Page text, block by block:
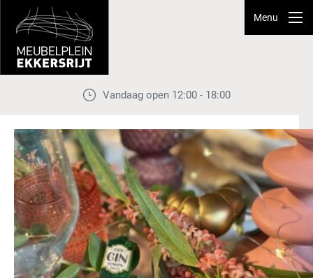
Menu
Vandaag open 12:00 - 18:00